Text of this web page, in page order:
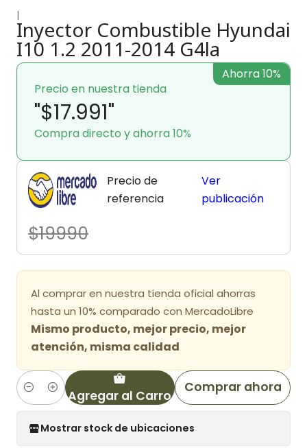
|
Inyector Combustible Hyundai
I10 1.2 2011-2014 G4la
Precio en nuestra tienda
"$17.991"
Compra directo y ahorra 10%
Ahorra 10%
Precio de
referencia
$19990
Ver
publicación
Al comprar en nuestra tienda oficial ahorras
hasta un 10% comparado con MercadoLibre
Mismo producto, mejor precio, mejor
atención, misma calidad
Cantidad Agregar al Carro
Comprar ahora
Mostrar stock de ubicaciones